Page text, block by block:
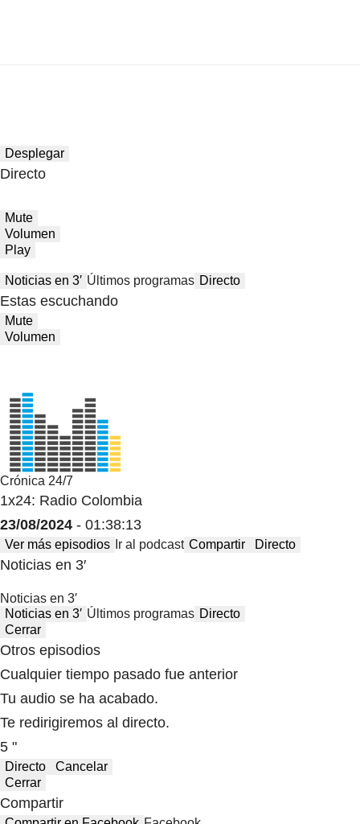
Desplegar
Directo
Mute
Volumen
Play
Noticias en 3′ Últimos programas Directo
Estas escuchando
Mute
Volumen
Crónica 24/7
1x24: Radio Colombia
23/08/2024 - 01:38:13
Ver más episodios Ir al podcast Compartir Directo
Noticias en 3′
Noticias en 3′
Noticias en 3′ Últimos programas Directo
Cerrar
Otros episodios
Cualquier tiempo pasado fue anterior
Tu audio se ha acabado.
Te redirigiremos al directo.
5 "
Directo
Cancelar
Cerrar
Compartir